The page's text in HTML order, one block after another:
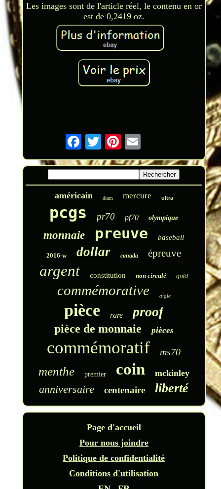
Les images sont de l'article réel, le contenu en or
est de 0,2419 oz.
américain dcam mercure ultra
pcgs pr70 pf70 olympique
monnaie preuve baseball
2016-w dollar canada épreuve
argent constitution non circulé gold
commémorative aigle
pièce rare proof
pièce de monnaie pièces
commémoratif ms70
menthe premier coin mckinley
anniversaire centenaire liberté
Page d'accueil
Pour nous joindre
Politique de confidentialité
Conditions d'utilisation